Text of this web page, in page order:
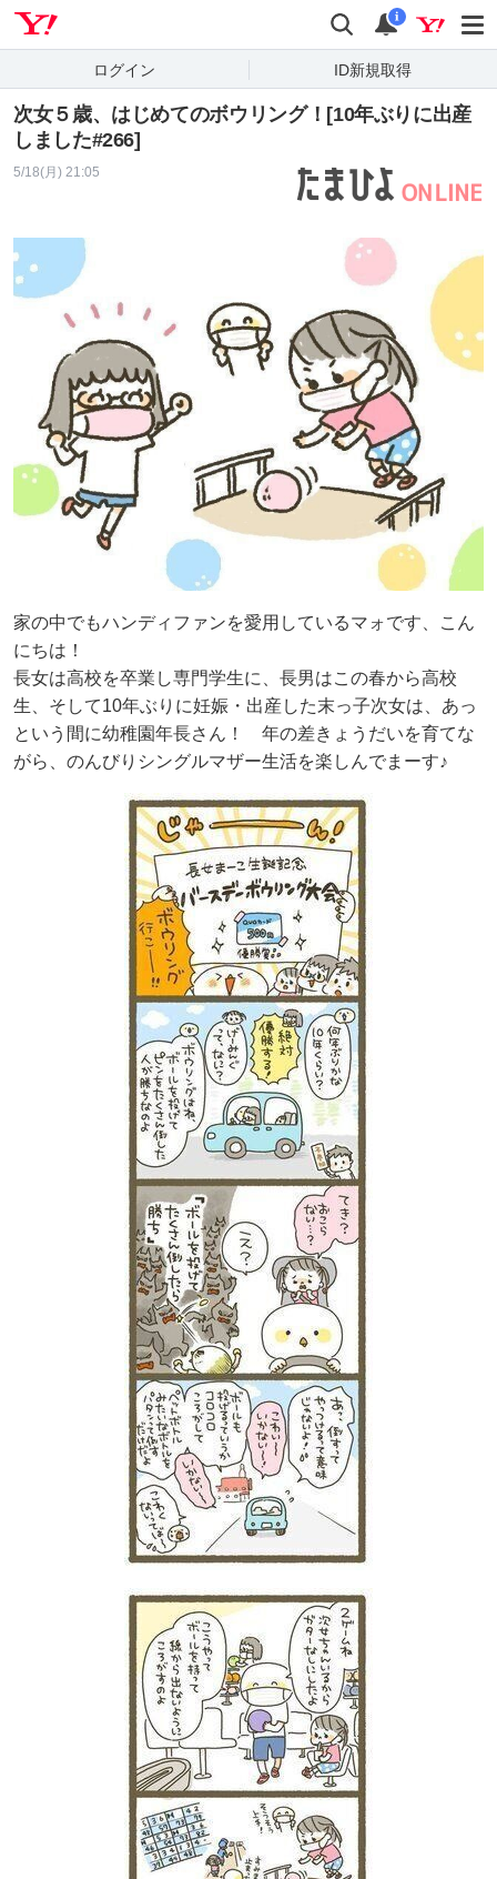
検索 通知
i
ログイン ID新規取得
次女５歳、はじめてのボウリング！[10年ぶりに出産
しました#266]
5/18(月) 21:05
家の中でもハンディファンを愛用しているマォです、こん
にちは！
長女は高校を卒業し専門学生に、長男はこの春から高校
生、そして10年ぶりに妊娠・出産した末っ子次女は、あっ
という間に幼稚園年長さん！ 年の差きょうだいを育てな
がら、のんびりシングルマザー生活を楽しんでまーす♪